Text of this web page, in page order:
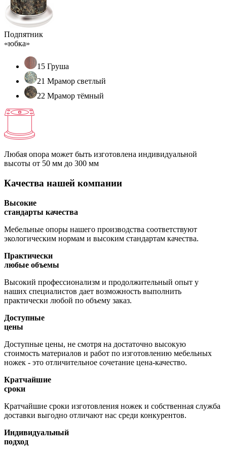
Подпятник
«юбка»
15 Груша
21 Мрамор светлый
22 Мрамор тёмный
Любая опора может быть изготовлена индивидуальной
высоты от 50 мм до 300 мм
Качества нашей компании
Высокие
стандарты качества
Мебельные опоры нашего производства соответствуют
экологическим нормам и высоким стандартам качества.
Практически
любые объемы
Высокий профессионализм и продолжительный опыт у
наших специалистов дает возможность выполнить
практически любой по объему заказ.
Доступные
цены
Доступные цены, не смотря на достаточно высокую
стоимость материалов и работ по изготовлению мебельных
ножек - это отличительное сочетание цена-качество.
Кратчайшие
сроки
Кратчайшие сроки изготовления ножек и собственная служба
доставки выгодно отличают нас среди конкурентов.
Индивидуальный
подход